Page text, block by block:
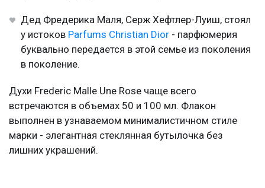
Дед Фредерика Маля, Серж Хефтлер-Луиш, стоял
у истоков Parfums Christian Dior - парфюмерия
буквально передается в этой семье из поколения
в поколение.
Духи Frederic Malle Une Rose чаще всего
встречаются в объемах 50 и 100 мл. Флакон
выполнен в узнаваемом минималистичном стиле
марки - элегантная стеклянная бутылочка без
лишних украшений.